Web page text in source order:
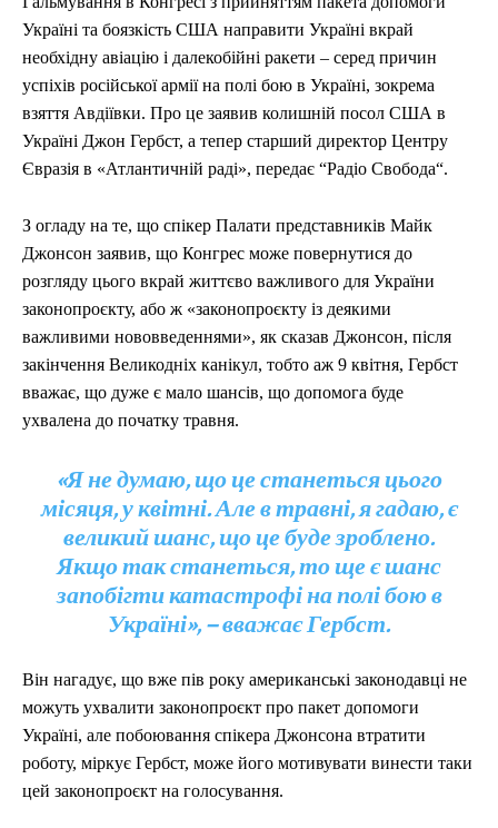
from all across the globe. With any subscription plan,
you get access toexclusive articlesthat let you
stay ahead of the curve.
ВІЙНА ПОЛІТИКА
ЕКОНОМІКА СПОРТ ТЕХНОЛОГІЇ
from all across the globe. With any subscription plan,
you get access toexclusive articlesthat let you
stay ahead of the curve.
ВІЙНА ПОЛІТИКА
ЕКОНОМІКА СПОРТ ТЕХНОЛОГІЇ
across the globe. With any subscription plan, you get access
toexclusive articlesthat let you stay ahead of the curve.
УКРАЇНА ВІЙНА СВІТ ПОЛІТИКА
ЕКОНОМІКА
СПОРТ ТЕХНОЛОГІЇ
across the globe. With any subscription plan, you get access
toexclusive articlesthat let you stay ahead of the curve.
УКРАЇНА ВІЙНА СВІТ ПОЛІТИКА
ЕКОНОМІКА
СПОРТ ТЕХНОЛОГІЇ
Україні та боязкість США направити Україні вкрай
необхідну авіацію і далекобійні ракети – серед причин
успіхів російської армії на полі бою в Україні, зокрема
взяття Авдіївки. Про це заявив колишній посол США в
Україні Джон Гербст, а тепер старший директор Центру
Євразія в «Атлантичній раді», передає “Радіо Свобода“.
З огладу на те, що спікер Палати представників Майк
Джонсон заявив, що Конгрес може повернутися до
розгляду цього вкрай життєво важливого для України
законопроєкту, або ж «законопроєкту із деякими
важливими нововведеннями», як сказав Джонсон, після
закінчення Великодніх канікул, тобто аж 9 квітня, Гербст
вважає, що дуже є мало шансів, що допомога буде
ухвалена до початку травня.
«Я не думаю, що це станеться цього
місяця, у квітні. Але в травні, я гадаю, є
великий шанс, що це буде зроблено.
Якщо так станеться, то ще є шанс
запобігти катастрофі на полі бою в
Україні», – вважає Гербст.
Він нагадує, що вже пів року американські законодавці не
можуть ухвалити законопроєкт про пакет допомоги
Україні, але побоювання спікера Джонсона втратити
роботу, міркує Гербст, може його мотивувати винести таки
цей законопроєкт на голосування.